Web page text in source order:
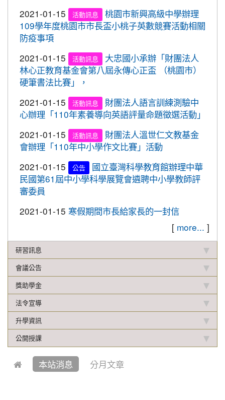
2020-07-08
賀!
本校學生參加109年桃園市運動會
市長盃溜冰錦標賽成績優異
2020-03-11
2020-01-09
賀!
本校學生參加玄峰盃羽球錦標賽成
績優異
2019-12-20 賀!
本校學生參加108年臺北市中正盃
羽球錦標賽成績優異
2019-12-20 賀!
本校學生參加109年桃園市中小學
2019-12-16 賀!
本校學生參加2019年名人盃冬季校
園圍棋對抗賽成績優異
2019-12-12
重要
108年校內語文競賽 得獎名單(最
新版12.17)
標賽成績優異
恭喜！本校直笛隊參加108學年度
桃園市音樂比賽榮獲優等佳績！
2019-11-07 賀!
本校學生參加新竹市新豐盃羽球賽
成績優異
2019-10-21
本校學生參加2019年國慶華江盃羽
球錦標賽成績優異
2019-10-04
本校學生參加108年新北市城市夏
季盃全國羽球錦標賽成績優異
2019-10-04 賀!
本校學生參加中壢第六屆跆拳道錦
標賽成績優異
2021-01-13
2021-01-15
活動訊息
桃園市新興高級中學辦理
109學年度桃園市市長盃小桃子英數競賽活動相關
防疫事項
2021-01-15
活動訊息
大忠國小承辦「財團法人
林心正教育基金會第八屆永傳心正盃 （桃園市）
硬筆書法比賽」，
2021-01-15
活動訊息
財團法人語言訓練測驗中
心辦理「110年素養導向英語評量命題徵選活動」
2021-01-15
活動訊息
財團法人溫世仁文教基金
會辦理「110年中小學作文比賽」活動
2021-01-15
公告
國立臺灣科學教育館辦理中華
民國第61屆中小學科學展覽會遴聘中小學教師評
審委員
2021-01-15 寒假期間市長給家長的一封信
[ more... ]
研習訊息
會議公告
獎助學金
法令宣導
升學資訊
公開授課
本站消息 分月文章